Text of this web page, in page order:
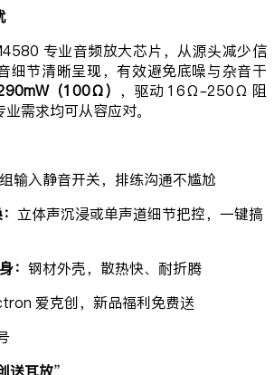
专业音频放大芯片，从源头减少信
细节清晰呈现，有效避免底噪与杂音干
（100Ω） ，驱动 16Ω–250Ω 阻
需求均可从容应对。
输入静音开关，排练沟通不尴尬
立体声沉浸或单声道细节把控，一键搞
： 钢材外壳，散热快、耐折腾
爱克创，新品福利免费送